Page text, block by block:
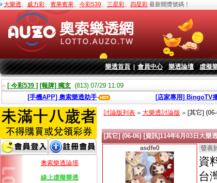
大樂透、 威力彩、 賓果賓果、 今彩539、 三星彩、 四星彩 最新開獎號碼！
樂透首頁|會員中心 樂透論壇 虛擬
» [ 今彩539 ] [報牌] 獨支 (813) 07/29 11:09
[手機APP] 奧索樂透助手
[店家專用] BingoTV
奧索樂透論壇
線上虛擬樂透
討論版列表 » 大樂透討論版 » [其它]
[其它] (06-06) [資訊]114年6月03日大樂
asdfe0
發表
資
台